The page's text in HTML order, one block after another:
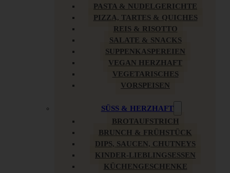
PASTA & NUDELGERICHTE
PIZZA, TARTES & QUICHES
REIS & RISOTTO
SALATE & SNACKS
SUPPENKASPEREIEN
VEGAN HERZHAFT
VEGETARISCHES
VORSPEISEN
SÜSS & HERZHAFT
BROTAUFSTRICH
BRUNCH & FRÜHSTÜCK
DIPS, SAUCEN, CHUTNEYS
KINDER-LIEBLINGSESSEN
KÜCHENGESCHENKE